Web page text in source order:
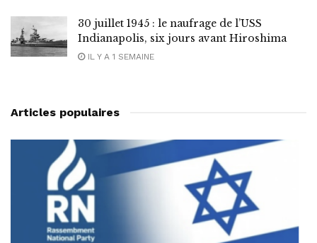
30 juillet 1945 : le naufrage de l’USS
Indianapolis, six jours avant Hiroshima
IL Y A 1 SEMAINE
Articles populaires